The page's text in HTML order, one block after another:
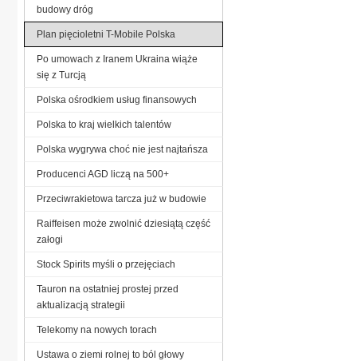
budowy dróg
Plan pięcioletni T-Mobile Polska
Po umowach z Iranem Ukraina wiąże
się z Turcją
Polska ośrodkiem usług finansowych
Polska to kraj wielkich talentów
Polska wygrywa choć nie jest najtańsza
Producenci AGD liczą na 500+
Przeciwrakietowa tarcza już w budowie
Raiffeisen może zwolnić dziesiątą część
załogi
Stock Spirits myśli o przejęciach
Tauron na ostatniej prostej przed
aktualizacją strategii
Telekomy na nowych torach
Ustawa o ziemi rolnej to ból głowy